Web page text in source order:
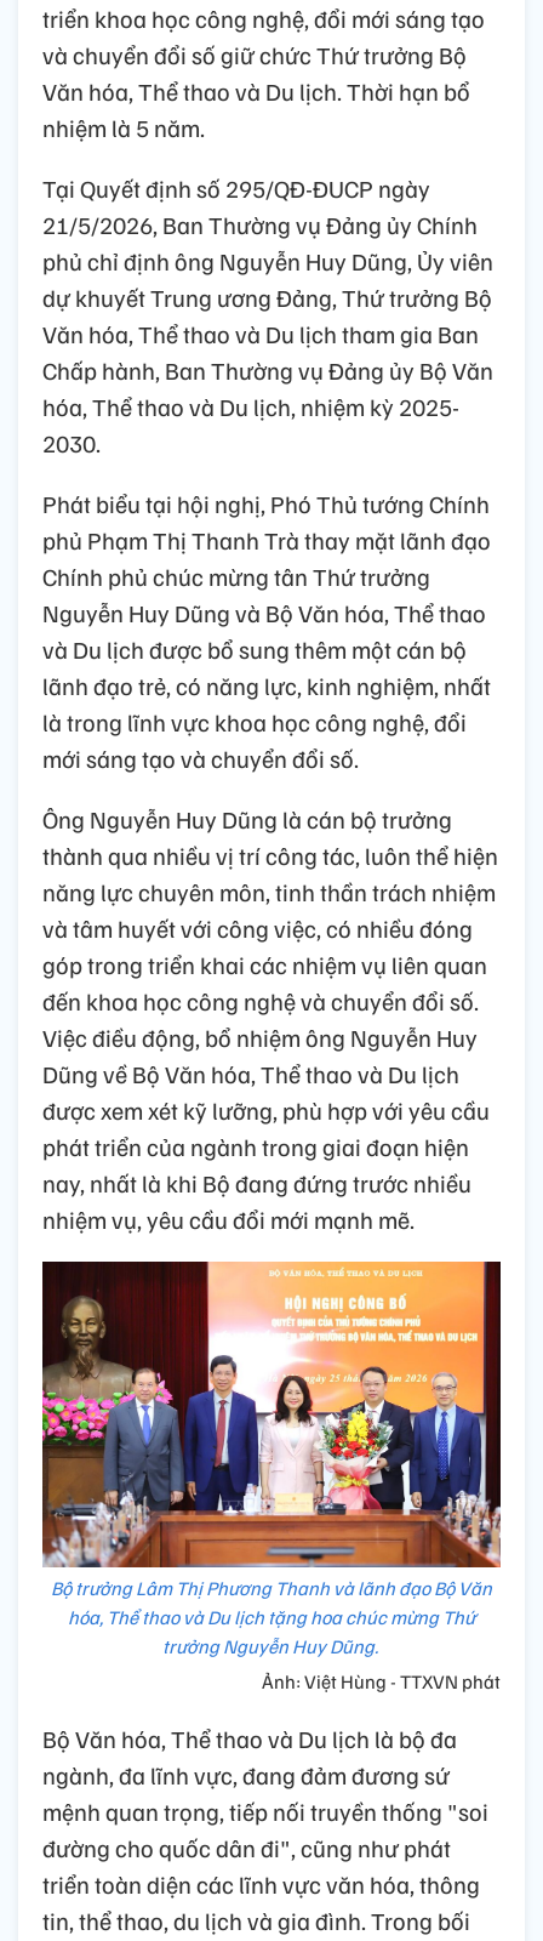
triển khoa học công nghệ, đổi mới sáng tạo
và chuyển đổi số giữ chức Thứ trưởng Bộ
Văn hóa, Thể thao và Du lịch. Thời hạn bổ
nhiệm là 5 năm.
Tại Quyết định số 295/QĐ-ĐUCP ngày
21/5/2026, Ban Thường vụ Đảng ủy Chính
phủ chỉ định ông Nguyễn Huy Dũng, Ủy viên
dự khuyết Trung ương Đảng, Thứ trưởng Bộ
Văn hóa, Thể thao và Du lịch tham gia Ban
Chấp hành, Ban Thường vụ Đảng ủy Bộ Văn
hóa, Thể thao và Du lịch, nhiệm kỳ 2025-
2030.
Phát biểu tại hội nghị, Phó Thủ tướng Chính
phủ Phạm Thị Thanh Trà thay mặt lãnh đạo
Chính phủ chúc mừng tân Thứ trưởng
Nguyễn Huy Dũng và Bộ Văn hóa, Thể thao
và Du lịch được bổ sung thêm một cán bộ
lãnh đạo trẻ, có năng lực, kinh nghiệm, nhất
là trong lĩnh vực khoa học công nghệ, đổi
mới sáng tạo và chuyển đổi số.
Ông Nguyễn Huy Dũng là cán bộ trưởng
thành qua nhiều vị trí công tác, luôn thể hiện
năng lực chuyên môn, tinh thần trách nhiệm
và tâm huyết với công việc, có nhiều đóng
góp trong triển khai các nhiệm vụ liên quan
đến khoa học công nghệ và chuyển đổi số.
Việc điều động, bổ nhiệm ông Nguyễn Huy
Dũng về Bộ Văn hóa, Thể thao và Du lịch
được xem xét kỹ lưỡng, phù hợp với yêu cầu
phát triển của ngành trong giai đoạn hiện
nay, nhất là khi Bộ đang đứng trước nhiều
nhiệm vụ, yêu cầu đổi mới mạnh mẽ.
Bộ trưởng Lâm Thị Phương Thanh và lãnh đạo Bộ Văn
hóa, Thể thao và Du lịch tặng hoa chúc mừng Thứ
trưởng Nguyễn Huy Dũng.
Ảnh: Việt Hùng - TTXVN phát
Bộ Văn hóa, Thể thao và Du lịch là bộ đa
ngành, đa lĩnh vực, đang đảm đương sứ
mệnh quan trọng, tiếp nối truyền thống "soi
đường cho quốc dân đi", cũng như phát
triển toàn diện các lĩnh vực văn hóa, thông
tin, thể thao, du lịch và gia đình. Trong bối